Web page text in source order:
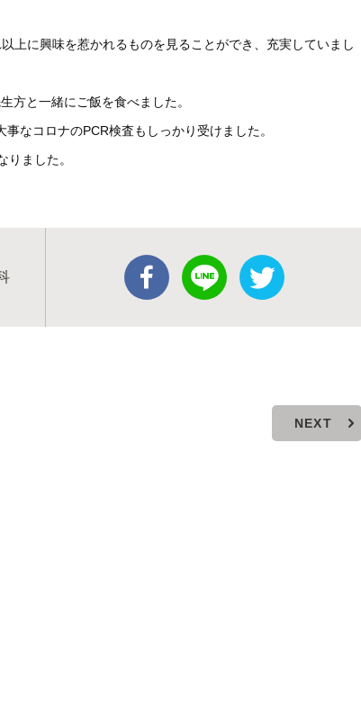
上に興味を惹かれるものを見ることができ、充実していまし
方と一緒にご飯を食べました。
なコロナのPCR検査もしっかり受けました。
ました。
NEXT